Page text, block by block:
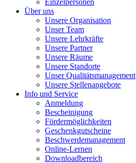
Einzelpersonen
Über uns
Unsere Organisation
Unser Team
Unsere Lehrkräfte
Unsere Partner
Unsere Räume
Unsere Standorte
Unser Qualitätsmanagement
Unsere Stellenangebote
Info und Service
Anmeldung
Bescheinigung
Fördermöglichkeiten
Geschenkgutscheine
Beschwerdemanagement
Online-Lernen
Downloadbereich